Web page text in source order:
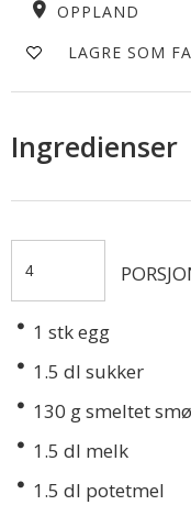
OPPLAND
LAGRE SOM
Ingredienser
1 stk egg
1.5 dl sukker
130 g smeltet
1.5 dl melk
1.5 dl potetmel